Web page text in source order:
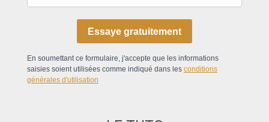
Essaye gratuitement
En soumettant ce formulaire, j'accepte que les informations
saisies soient utilisées comme indiqué dans les conditions
générales d'utilisation